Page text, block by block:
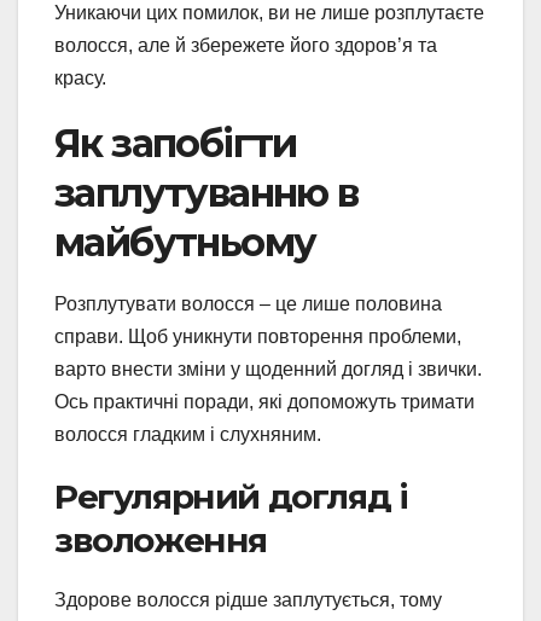
Уникаючи цих помилок, ви не лише розплутаєте
волосся, але й збережете його здоров’я та
красу.
Як запобігти
заплутуванню в
майбутньому
Розплутувати волосся – це лише половина
справи. Щоб уникнути повторення проблеми,
варто внести зміни у щоденний догляд і звички.
Ось практичні поради, які допоможуть тримати
волосся гладким і слухняним.
Регулярний догляд і
зволоження
Здорове волосся рідше заплутується, тому